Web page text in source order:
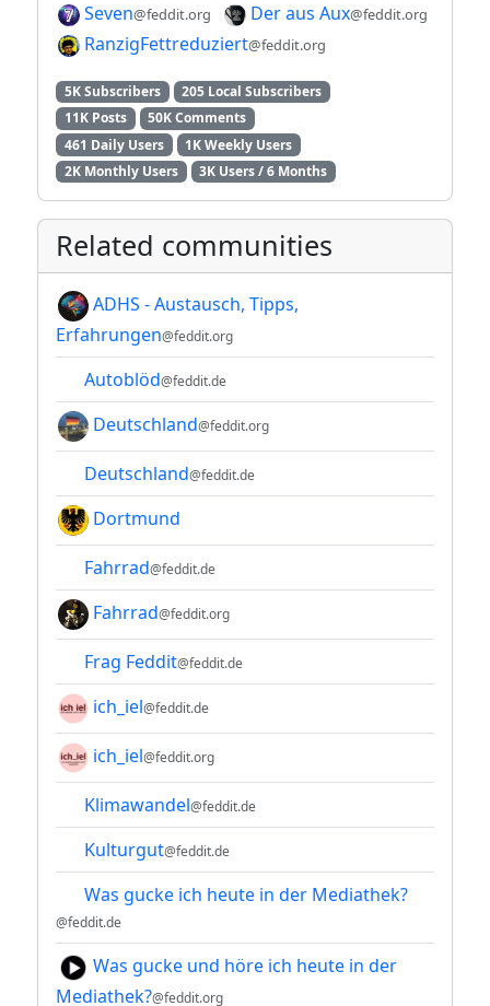
Seven@feddit.org Der aus Aux@feddit.org
RanzigFettreduziert@feddit.org
5K Subscribers
205 Local Subscribers
11K Posts
50K Comments
461 Daily Users
1K Weekly Users
2K Monthly Users
3K Users / 6 Months
Related communities
ADHS - Austausch, Tipps,
Erfahrungen@feddit.org
Autoblöd@feddit.de
Deutschland@feddit.org
Deutschland@feddit.de
Dortmund
Fahrrad@feddit.de
Fahrrad@feddit.org
Frag Feddit@feddit.de
ich_iel@feddit.de
ich_iel@feddit.org
Klimawandel@feddit.de
Kulturgut@feddit.de
Was gucke ich heute in der Mediathek?
@feddit.de
Was gucke und höre ich heute in der
Mediathek?@feddit.org